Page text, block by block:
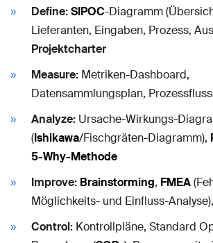
Define:SIPOC-Diagramm
Lieferanten, Eingaben, Prozess,
Projektcharter
Measure: Metriken-Dashboard,
Datensammlungsplan,
Analyze: Ursache-Wirkungs-
(Ishikawa/Fischgräten-Diagramm),
5-Why-Methode
Improve: Brainstorming, FMEA
Möglichkeits- und Einfluss-
Control: Kontrollpläne, Standard